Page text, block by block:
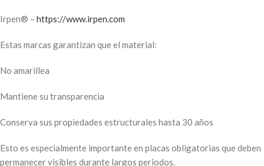
Irpen® – https://www.irpen.com
Estas marcas garantizan que el material:
No amarillea
Mantiene su transparencia
Conserva sus propiedades estructurales hasta 30 años
Esto es especialmente importante en placas obligatorias que deben
permanecer visibles durante largos periodos.